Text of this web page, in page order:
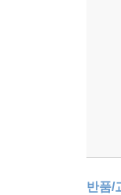
반품/